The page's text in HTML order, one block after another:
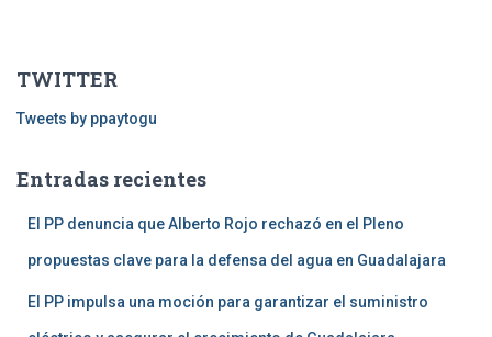
r
:
TWITTER
Tweets by ppaytogu
Entradas recientes
El PP denuncia que Alberto Rojo rechazó en el Pleno
propuestas clave para la defensa del agua en Guadalajara
El PP impulsa una moción para garantizar el suministro